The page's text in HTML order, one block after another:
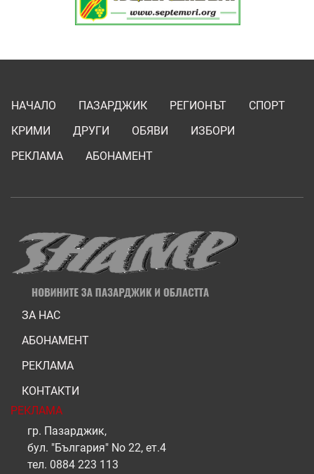
НАЧАЛО ПАЗАРДЖИК РЕГИОНЪТ
СПОРТ
КРИМИ
ДРУГИ ОБЯВИ
ИЗБОРИ
РЕКЛАМА
АБОНАМЕНТ
ЗА НАС
АБОНАМЕНТ
РЕКЛАМА
КОНТАКТИ
РЕКЛАМА
гр. Пазарджик,
бул. "България" No 22, ет.4
тел. 0884 223 113